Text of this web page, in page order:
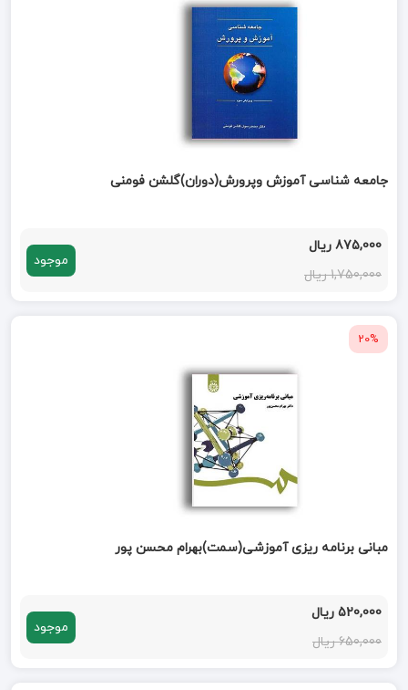
جامعه شناسی آموزش وپرورش(دوران)گلشن فومنی
875,000 ریال
1,750,000 ریال
موجود
20%
مبانی برنامه ریزی آموزشی(سمت)بهرام محسن پور
520,000 ریال
650,000 ریال
موجود